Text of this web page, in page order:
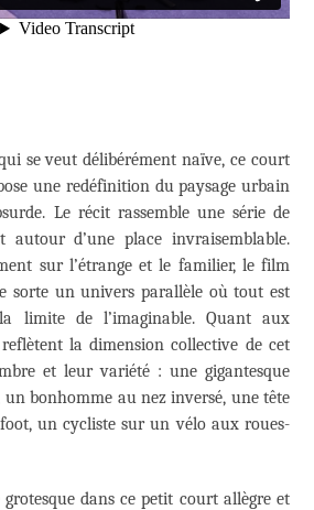
se veut délibérément naïve, ce court
une redéfinition du paysage urbain
Le récit rassemble une série de
autour d’une place invraisemblable.
sur l’étrange et le familier, le film
sorte un univers parallèle où tout est
limite de l’imaginable. Quant aux
reflètent la dimension collective de cet
et leur variété : une gigantesque
un bonhomme au nez inversé, une tête
un cycliste sur un vélo aux roues-
grotesque dans ce petit court allègre et